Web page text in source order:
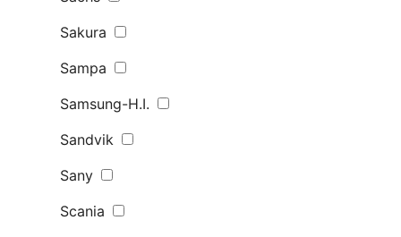
Sakura
Sampa
Samsung-H.I.
Sandvik
Sany
Scania